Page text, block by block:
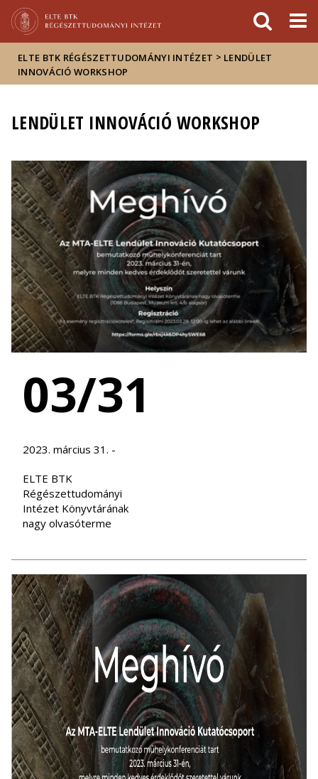
sajtóban
ELTE BTK RÉGÉSZETTUDOMÁNYI INTÉZET > LENDÜLET
INNOVÁCIÓ WORKSHOP
LENDÜLET INNOVÁCIÓ WORKSHOP
03/31
2023. március 31. -
ELTE BTK
Régészettudományi
Intézet Könyvtárának
nagy olvasóterme